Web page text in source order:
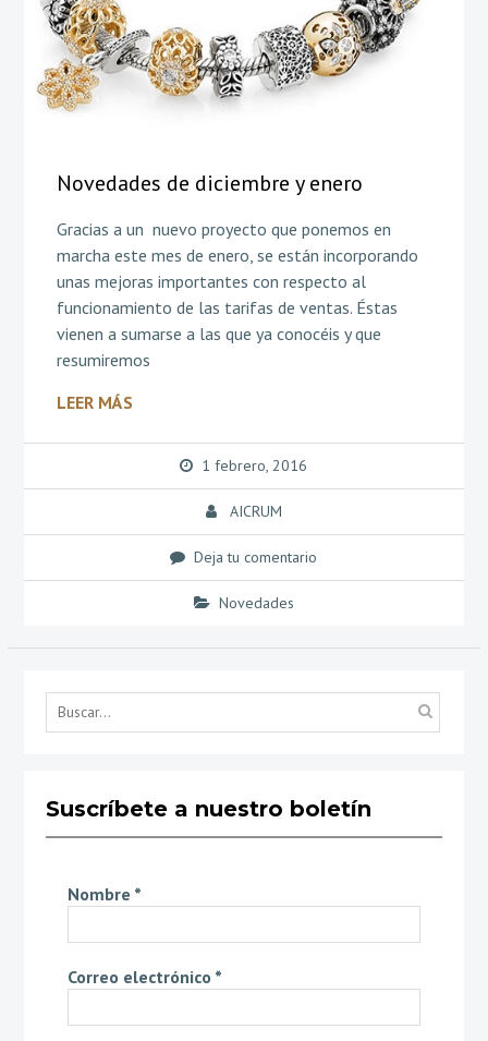
Novedades de diciembre y enero
Gracias a un nuevo proyecto que ponemos en
marcha este mes de enero, se están incorporando
unas mejoras importantes con respecto al
funcionamiento de las tarifas de ventas. Éstas
vienen a sumarse a las que ya conocéis y que
resumiremos
LEER MÁS
1 febrero, 2016
AICRUM
Deja tu comentario
Novedades
Suscríbete a nuestro boletín
Nombre *
Correo electrónico *